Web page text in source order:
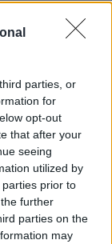
parties, or
for
opt-out
that after your
seeing
utilized by
prior to
further
parties on the
may
një ministri
i
rrugë
SPAK të